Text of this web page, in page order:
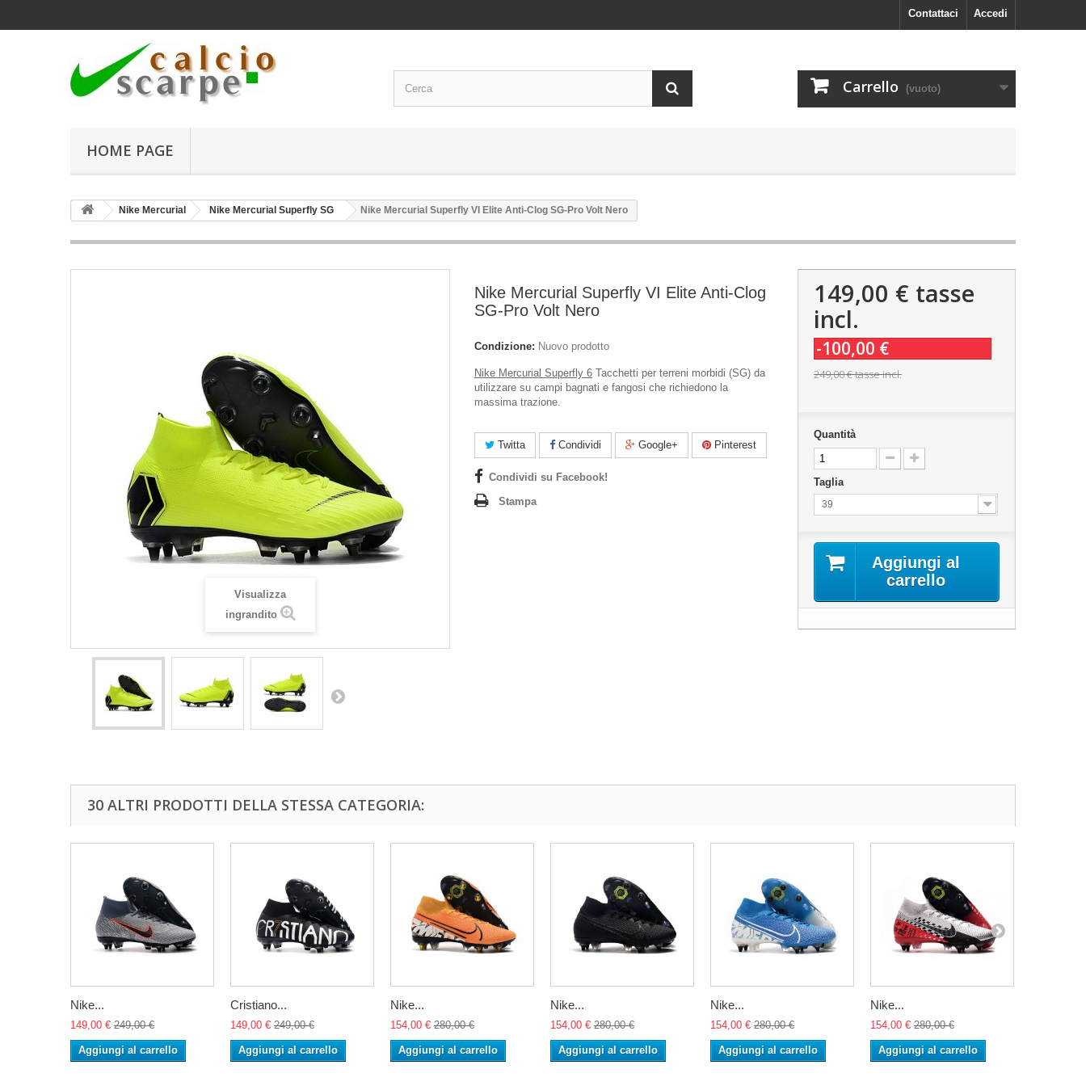
Accedi
Contattaci
Carrello (vuoto)
HOME PAGE
Nike Mercurial Nike Mercurial Superfly SG Nike Mercurial Superfly VI Elite Anti-Clog SG-Pro Volt Nero
Visualizza
ingrandito
Nike Mercurial Superfly VI Elite Anti-Clog
SG-Pro Volt Nero
Condizione: Nuovo prodotto
Nike Mercurial Superfly 6 Tacchetti per terreni morbidi (SG) da
utilizzare su campi bagnati e fangosi che richiedono la
massima trazione.
Twitta Condividi Google+ Pinterest
Condividi su Facebook!
Stampa
149,00 € tasse
incl.
-100,00 €
249,00 €tasse incl.
Quantità
Taglia
39
Aggiungi al
carrello
30 ALTRI PRODOTTI DELLA STESSA CATEGORIA:
Nike...
149,00 € 249,00 €
Aggiungi al carrello
Cristiano...
149,00 € 249,00 €
Aggiungi al carrello
Nike...
154,00 € 280,00 €
Aggiungi al carrello
Nike...
154,00 € 280,00 €
Aggiungi al carrello
Nike...
154,00 € 280,00 €
Aggiungi al carrello
Nike...
154,00 € 280,00 €
Aggiungi al carrello